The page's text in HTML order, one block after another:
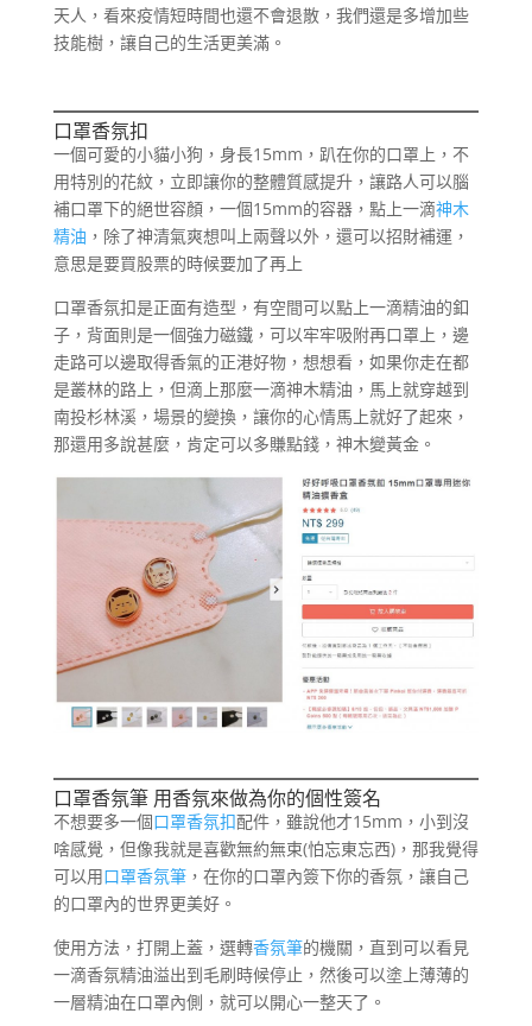
天人，看來疫情短時間也還不會退散，我們還是多增加些
技能樹，讓自己的生活更美滿。
口罩香氛扣
一個可愛的小貓小狗，身長15mm，趴在你的口罩上，不
用特別的花紋，立即讓你的整體質感提升，讓路人可以腦
補口罩下的絕世容顏，一個15mm的容器，點上一滴神木
精油 ，除了神清氣爽想叫上兩聲以外，還可以招財補運，
意思是要買股票的時候要加了再上
口罩香氛扣是正面有造型，有空間可以點上一滴精油的釦
子，背面則是一個強力磁鐵，可以牢牢吸附再口罩上，邊
走路可以邊取得香氣的正港好物，想想看，如果你走在都
是叢林的路上，但滴上那麼一滴神木精油，馬上就穿越到
南投杉林溪，場景的變換，讓你的心情馬上就好了起來，
那還用多說甚麼，肯定可以多賺點錢，神木變黃金。
口罩香氛筆 用香氛來做為你的個性簽名
不想要多一個口罩香氛扣配件，雖說他才15mm，小到沒
啥感覺，但像我就是喜歡無約無束(怕忘東忘西)，那我覺得
可以用口罩香氛筆，在你的口罩內簽下你的香氛，讓自己
的口罩內的世界更美好。
使用方法，打開上蓋，選轉香氛筆的機關，直到可以看見
一滴香氛精油溢出到毛刷時候停止，然後可以塗上薄薄的
一層精油在口罩內側，就可以開心一整天了。